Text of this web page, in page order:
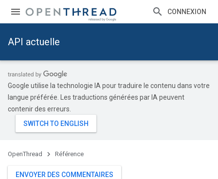
CONNEXION
API actuelle
Google utilise la technologie IA pour traduire le contenu dans votre
langue préférée. Les traductions générées par IA peuvent
contenir des erreurs.
OpenThread Référence
ENVOYER DES COMMENTAIRES